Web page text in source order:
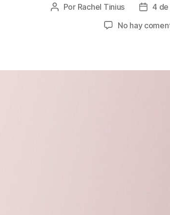
Autor
Por Rachel Tinius
Fecha
la
4
No hay